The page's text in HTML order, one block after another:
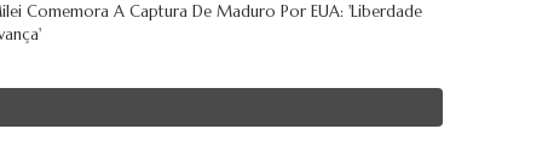
Comemora A Captura De Maduro Por EUA: 'Liberdade